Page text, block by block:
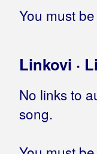
You must
Linkovi ·
No links to
song.